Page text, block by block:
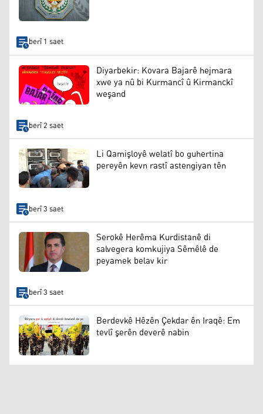
berî 1 saet
Diyarbekir: Kovara Bajarê hejmara
xwe ya nû bi Kurmancî û Kirmanckî
weşand
berî 2 saet
Li Qamişloyê welatî bo guhertina
pereyên kevn rastî astengiyan tên
berî 3 saet
Serokê Herêma Kurdistanê di
salvegera komkujiya Sêmêlê de
peyamek belav kir
berî 3 saet
Berdevkê Hêzên Çekdar ên Iraqê: Em
tevlî şerên deverê nabin